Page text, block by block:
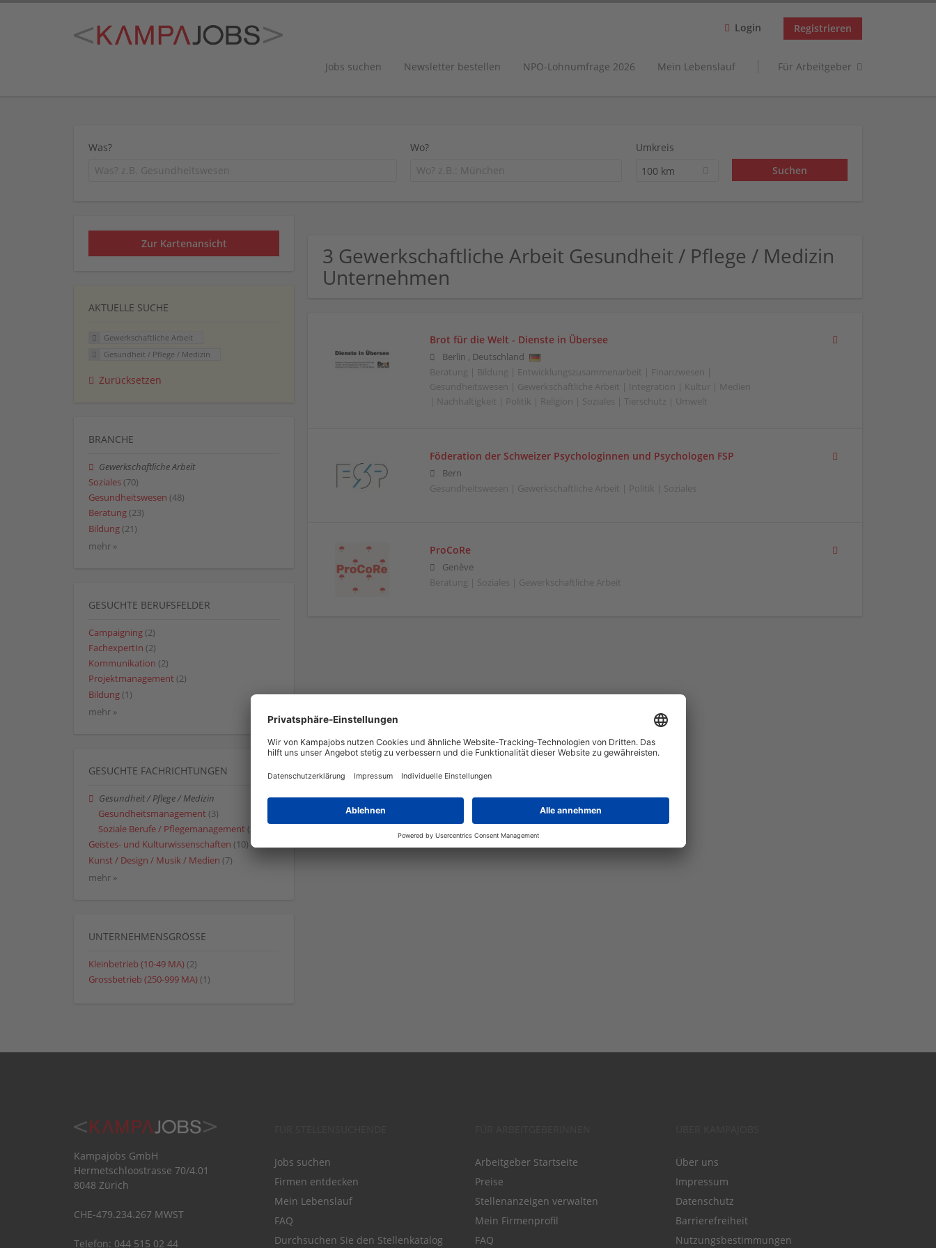
Login Registrieren
Jobs suchen Newsletter bestellen NPO-Lohnumfrage 2026 Mein Lebenslauf Für Arbeitgeber
Was? Wo?
Umkreis
100 km
3 Gewerkschaftliche Arbeit Gesundheit / Pflege / Medizin
Unternehmen
Brot für die Welt - Dienste in Übersee
Berlin , Deutschland
Beratung | Bildung | Entwicklungszusammenarbeit | Finanzwesen |
Gesundheitswesen | Gewerkschaftliche Arbeit | Integration | Kultur | Medien
| Nachhaltigkeit | Politik | Religion | Soziales | Tierschutz | Umwelt
Föderation der Schweizer Psychologinnen und Psychologen FSP
Bern
Gesundheitswesen | Gewerkschaftliche Arbeit | Politik | Soziales
ProCoRe
Genève
Beratung | Soziales | Gewerkschaftliche Arbeit
Zur Kartenansicht
AKTUELLE SUCHE
Gewerkschaftliche Arbeit
Gesundheit / Pflege / Medizin
Zurücksetzen
BRANCHE
Gewerkschaftliche Arbeit
Soziales (70)
Gesundheitswesen (48)
Beratung (23)
Bildung (21)
mehr »
GESUCHTE BERUFSFELDER
Campaigning (2)
FachexpertIn (2)
Kommunikation (2)
Projektmanagement (2)
Bildung (1)
mehr »
GESUCHTE FACHRICHTUNGEN
Gesundheit / Pflege / Medizin
Gesundheitsmanagement (3)
Soziale Berufe / Pflegemanagement (2)
Geistes- und Kulturwissenschaften (10)
Kunst / Design / Musik / Medien (7)
mehr »
UNTERNEHMENSGRÖSSE
Kleinbetrieb (10-49 MA) (2)
Grossbetrieb (250-999 MA) (1)
Kampajobs GmbH
Hermetschloostrasse 70/4.01
8048 Zürich
CHE-479.234.267 MWST
Telefon: 044 515 02 44
Jobs suchen
Firmen entdecken
Mein Lebenslauf
FAQ
Durchsuchen Sie den Stellenkatalog
Arbeitgeber Startseite
Preise
Stellenanzeigen verwalten
Mein Firmenprofil
FAQ
Über uns
Impressum
Datenschutz
Barrierefreiheit
Nutzungsbestimmungen